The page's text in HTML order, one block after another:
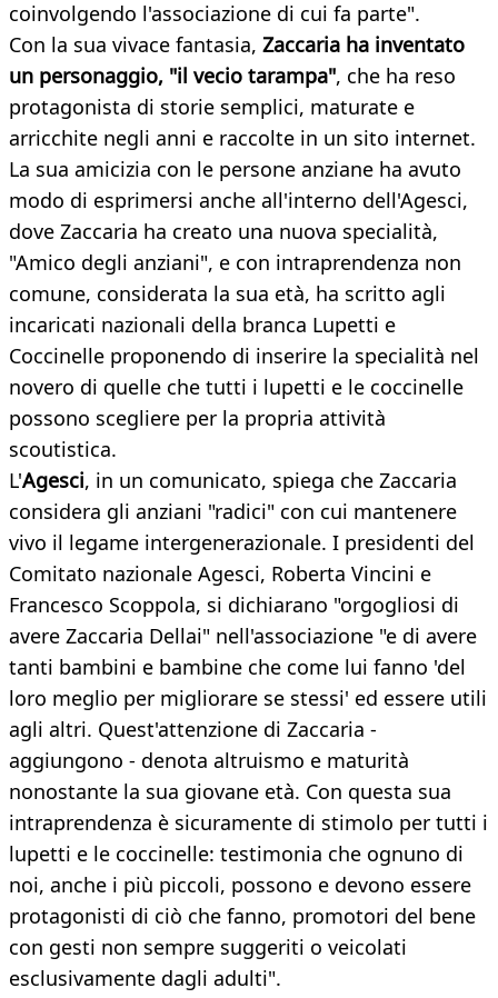
coinvolgendo l'associazione di cui fa parte".
Con la sua vivace fantasia, Zaccaria ha inventato
un personaggio, "il vecio tarampa", che ha reso
protagonista di storie semplici, maturate e
arricchite negli anni e raccolte in un sito internet.
La sua amicizia con le persone anziane ha avuto
modo di esprimersi anche all'interno dell'Agesci,
dove Zaccaria ha creato una nuova specialità,
"Amico degli anziani", e con intraprendenza non
comune, considerata la sua età, ha scritto agli
incaricati nazionali della branca Lupetti e
Coccinelle proponendo di inserire la specialità nel
novero di quelle che tutti i lupetti e le coccinelle
possono scegliere per la propria attività
scoutistica.
L'Agesci, in un comunicato, spiega che Zaccaria
considera gli anziani "radici" con cui mantenere
vivo il legame intergenerazionale. I presidenti del
Comitato nazionale Agesci, Roberta Vincini e
Francesco Scoppola, si dichiarano "orgogliosi di
avere Zaccaria Dellai" nell'associazione "e di avere
tanti bambini e bambine che come lui fanno 'del
loro meglio per migliorare se stessi' ed essere utili
agli altri. Quest'attenzione di Zaccaria -
aggiungono - denota altruismo e maturità
nonostante la sua giovane età. Con questa sua
intraprendenza è sicuramente di stimolo per tutti i
lupetti e le coccinelle: testimonia che ognuno di
noi, anche i più piccoli, possono e devono essere
protagonisti di ciò che fanno, promotori del bene
con gesti non sempre suggeriti o veicolati
esclusivamente dagli adulti".